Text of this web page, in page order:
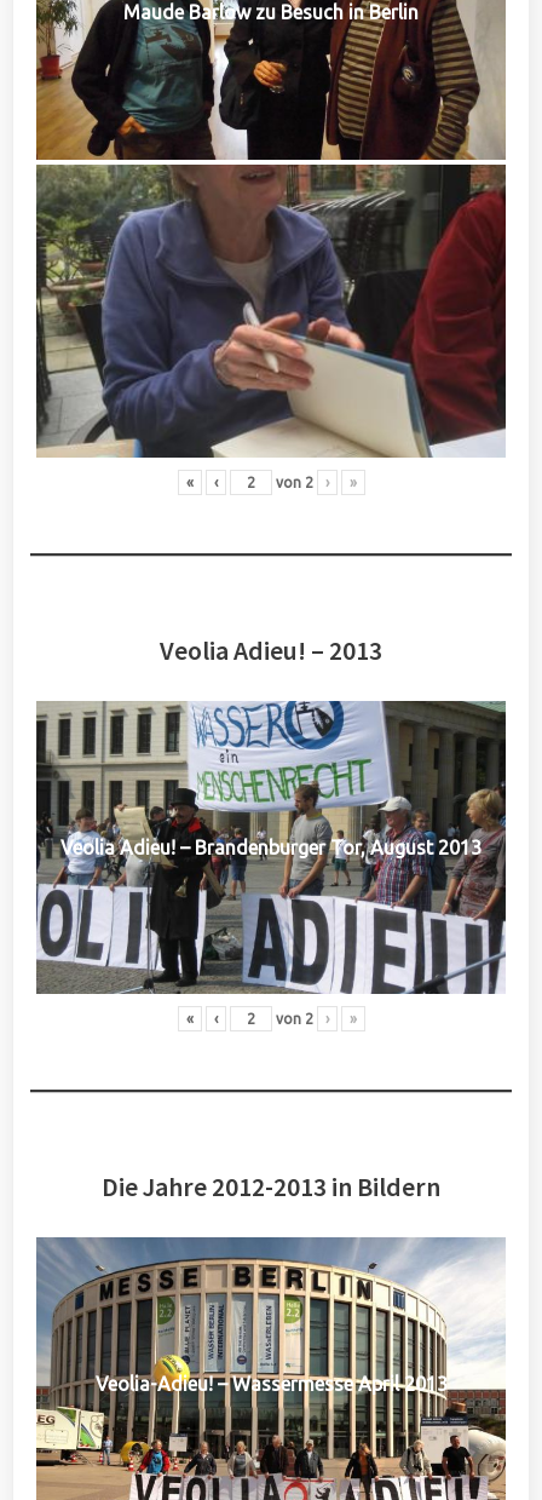
Maude Barlow zu Besuch in Berlin
« ‹ von 2 › »
Veolia Adieu! – 2013
Veolia Adieu! – Brandenburger Tor, August 2013
« ‹ von 2 › »
Die Jahre 2012-2013 in Bildern
Veolia-Adieu! – Wassermesse April 2013